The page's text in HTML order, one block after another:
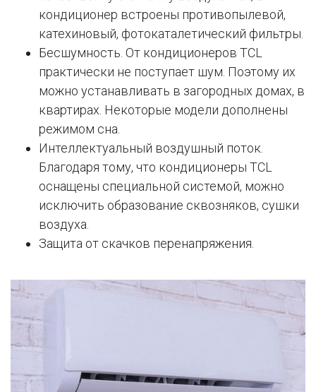
кондиционер встроены противопылевой,
катехиновый, фотокаталетический фильтры.
Бесшумность. От кондиционеров TCL
практически не поступает шум. Поэтому их
можно устанавливать в загородных домах, в
квартирах. Некоторые модели дополнены
режимом сна.
Интеллектуальный воздушный поток.
Благодаря тому, что кондиционеры TCL
оснащены специальной системой, можно
исключить образование сквозняков, сушки
воздуха.
Защита от скачков перенапряжения.